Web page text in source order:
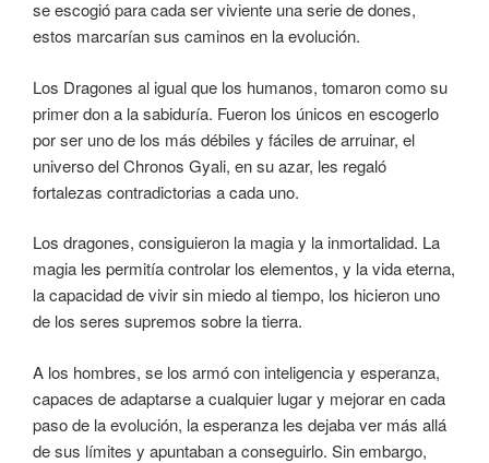
se escogió para cada ser viviente una serie de dones,
estos marcarían sus caminos en la evolución.
Los Dragones al igual que los humanos, tomaron como su
primer don a la sabiduría. Fueron los únicos en escogerlo
por ser uno de los más débiles y fáciles de arruinar, el
universo del Chronos Gyali, en su azar, les regaló
fortalezas contradictorias a cada uno.
Los dragones, consiguieron la magia y la inmortalidad. La
magia les permitía controlar los elementos, y la vida eterna,
la capacidad de vivir sin miedo al tiempo, los hicieron uno
de los seres supremos sobre la tierra.
A los hombres, se los armó con inteligencia y esperanza,
capaces de adaptarse a cualquier lugar y mejorar en cada
paso de la evolución, la esperanza les dejaba ver más allá
de sus límites y apuntaban a conseguirlo. Sin embargo,